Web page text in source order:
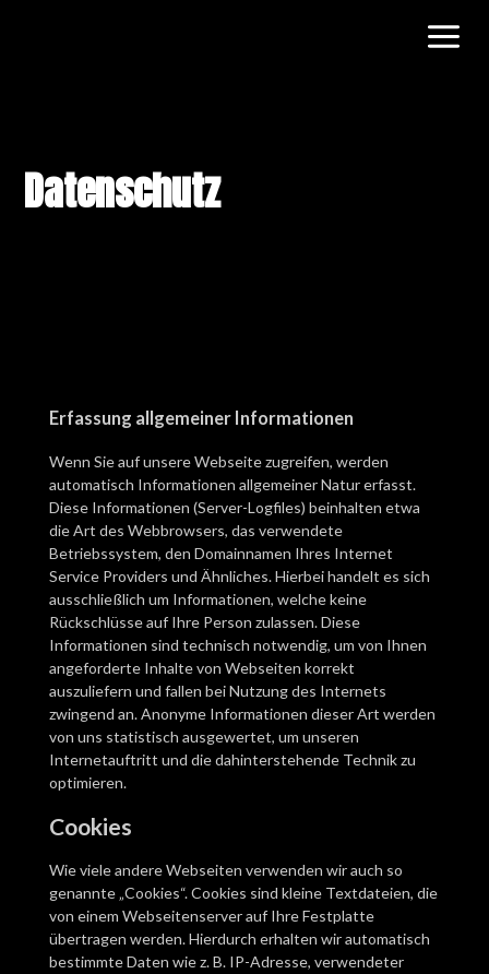
Datenschutz
Erfassung allgemeiner Informationen
Wenn Sie auf unsere Webseite zugreifen, werden
automatisch Informationen allgemeiner Natur erfasst.
Diese Informationen (Server-Logfiles) beinhalten etwa
die Art des Webbrowsers, das verwendete
Betriebssystem, den Domainnamen Ihres Internet
Service Providers und Ähnliches. Hierbei handelt es sich
ausschließlich um Informationen, welche keine
Rückschlüsse auf Ihre Person zulassen. Diese
Informationen sind technisch notwendig, um von Ihnen
angeforderte Inhalte von Webseiten korrekt
auszuliefern und fallen bei Nutzung des Internets
zwingend an. Anonyme Informationen dieser Art werden
von uns statistisch ausgewertet, um unseren
Internetauftritt und die dahinterstehende Technik zu
optimieren.
Cookies
Wie viele andere Webseiten verwenden wir auch so
genannte „Cookies“. Cookies sind kleine Textdateien, die
von einem Webseitenserver auf Ihre Festplatte
übertragen werden. Hierdurch erhalten wir automatisch
bestimmte Daten wie z. B. IP-Adresse, verwendeter